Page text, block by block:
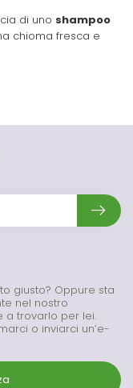
di uno shampoo
chioma fresca e
giusto? Oppure sta
nel nostro
a trovarlo per lei.
o inviarci un’e-